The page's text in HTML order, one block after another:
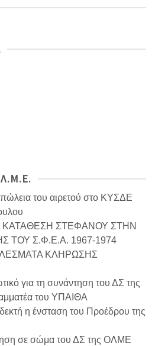
του αιρετού στο ΚΥΣΔΕ
ΚΑΤΑΘΕΣΗ ΣΤΕΦΑΝΟΥ ΣΤΗΝ
Σ.Φ.Ε.Α. 1967-1974
ΚΛΗΡΩΣΗΣ
για τη συνάντηση του ΔΣ της
του ΥΠΑΙΘΑ
η ένσταση του Προέδρου της
σε σώμα του ΔΣ της ΟΛΜΕ